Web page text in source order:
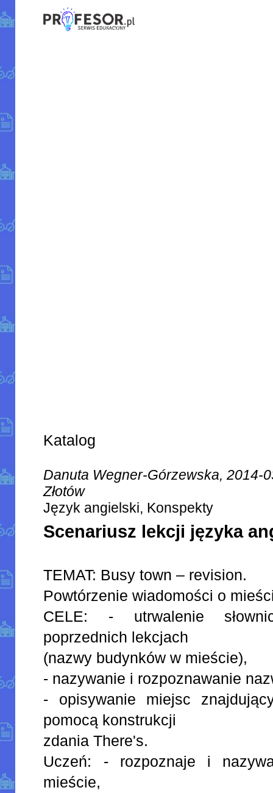
Katalog
Danuta Wegner-Górzewska, 2014-
Złotów
Język angielski, Konspekty
Scenariusz lekcji języka
TEMAT: Busy town – revision.
Powtórzenie wiadomości o
CELE: - utrwalenie
poprzednich lekcjach
(nazwy budynków w mieście),
- nazywanie i rozpoznawanie
- opisywanie miejsc
pomocą konstrukcji
zdania There's.
Uczeń: - rozpoznaje i
mieście,